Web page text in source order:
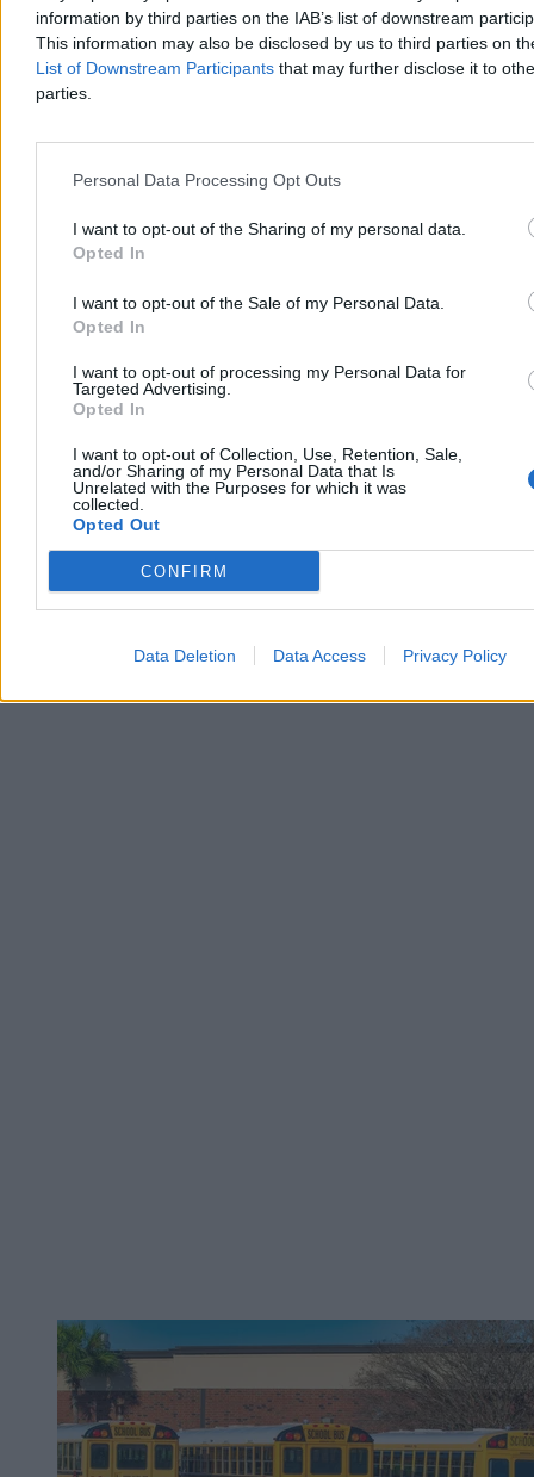
information by third parties on the IAB’s list of downstream
This information may also be disclosed by us to third parties on
List of Downstream Participants that may further disclose it to
parties.
Personal Data Processing Opt Outs
I want to opt-out of the Sharing of my personal data.
Opted In
I want to opt-out of the Sale of my Personal Data.
Opted In
I want to opt-out of processing my Personal Data for
Targeted Advertising.
Opted In
I want to opt-out of Collection, Use, Retention, Sale,
and/or Sharing of my Personal Data that Is
Unrelated with the Purposes for which it was
collected.
Opted Out
CONFIRM
Data Deletion Data Access Privacy Policy
Płaciłem grosze za rozmowy z AI. Gdy
usłyszałem, co Emma o mnie mówi, zamurowało
Wystarczy kilka rozmów z cyfrową nauczycielką języka, by odkryć,
że jest cierpliwsza od znajomych i znacznie hojniejsza w
wystarczy wykupić abonament. Sztuczna inteligencja co chwilę
wmawia nam, że jesteśmy wyjątkowi. Trudno się dziwić, że tak
łatwo dajemy się uwieść.
Jan Wróbel
28.07.2026
6 min
Reklama